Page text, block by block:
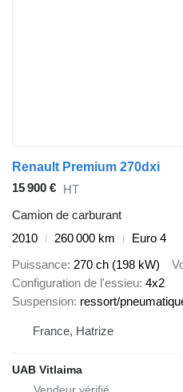
Renault Premium 270dxi
15 900 € HT
Camion de carburant
2010
260 000 km
Euro 4
Puissance 270 ch (198 kW)
Configuration de l'essieu 4x2
Suspension ressort/
France, Hatrize
UAB Vitlaima